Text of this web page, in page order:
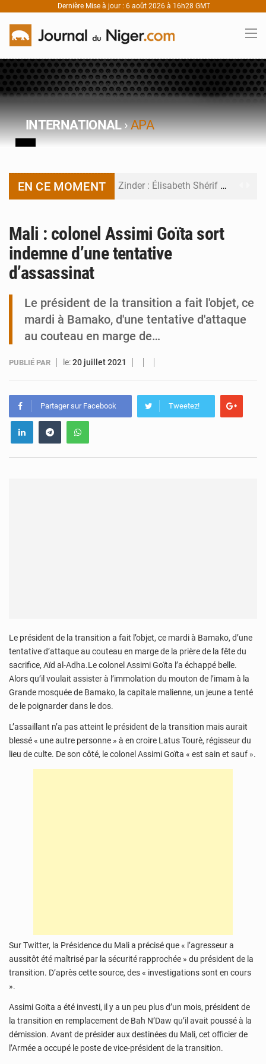
Dernière Mise à jour : 6 août 2026 à 16h28 GMT
INTERNATIONAL›APA
EN CE MOMENT Zinder : Élisabeth Shérif visite l’école Birni Garçon
Niger : Bilan à mi-parcours du Programme de Refondation
Mali : colonel Assimi Goïta sort
indemne d’une tentative
d’assassinat
Le président de la transition a fait l'objet, ce
mardi à Bamako, d'une tentative d'attaque
au couteau en marge de…
PUBLIÉ PAR le:20 juillet 2021
Partager sur Facebook Tweetez!
Le président de la transition a fait l’objet, ce mardi à Bamako, d’une
tentative d’attaque au couteau en marge de la prière de la fête du
sacrifice, Aïd al-Adha.Le colonel Assimi Goïta l’a échappé belle.
Alors qu’il voulait assister à l’immolation du mouton de l’imam à la
Grande mosquée de Bamako, la capitale malienne, un jeune a tenté
de le poignarder dans le dos.
L’assaillant n’a pas atteint le président de la transition mais aurait
blessé « une autre personne » à en croire Latus Tourè, régisseur du
lieu de culte. De son côté, le colonel Assimi Goïta « est sain et sauf ».
Sur Twitter, la Présidence du Mali a précisé que « l’agresseur a
aussitôt été maîtrisé par la sécurité rapprochée » du président de la
transition. D’après cette source, des « investigations sont en cours
».
Assimi Goïta a été investi, il y a un peu plus d’un mois, président de
la transition en remplacement de Bah N’Daw qu’il avait poussé à la
démission. Avant de présider aux destinées du Mali, cet officier de
l’Armée a occupé le poste de vice-président de la transition.